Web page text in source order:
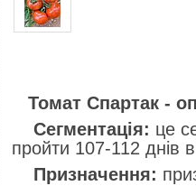
Томат Спартак -
Сегментація: це
пройти 107-112 днів
Призначення: